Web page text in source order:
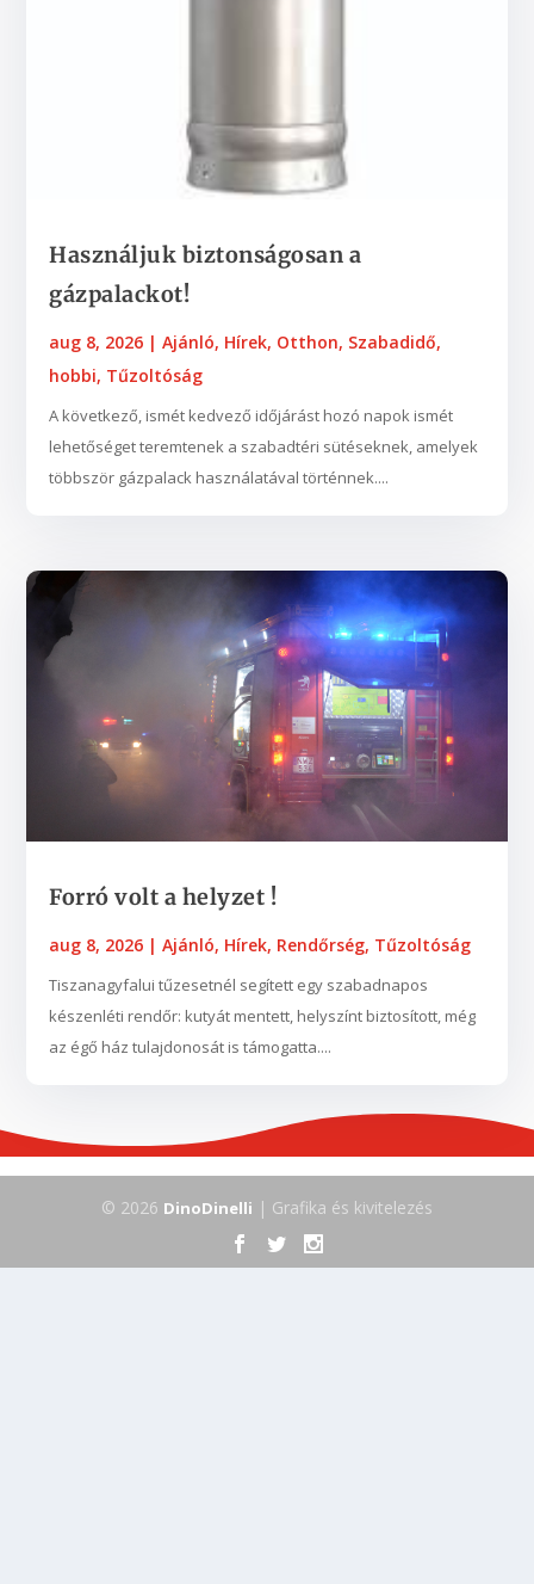
Használjuk biztonságosan a
gázpalackot!
aug 8, 2026 |Ajánló, Hírek, Otthon, Szabadidő,
hobbi, Tűzoltóság
A következő, ismét kedvező időjárást hozó napok ismét
lehetőséget teremtenek a szabadtéri sütéseknek, amelyek
többször gázpalack használatával történnek....
​​​​​​​Forró volt a helyzet !
aug 8, 2026 |Ajánló, Hírek, Rendőrség, Tűzoltóság
Tiszanagyfalui tűzesetnél segített egy szabadnapos
készenléti rendőr: kutyát mentett, helyszínt biztosított, még
az égő ház tulajdonosát is támogatta....
© 2026 DinoDinelli | Grafika és kivitelezés